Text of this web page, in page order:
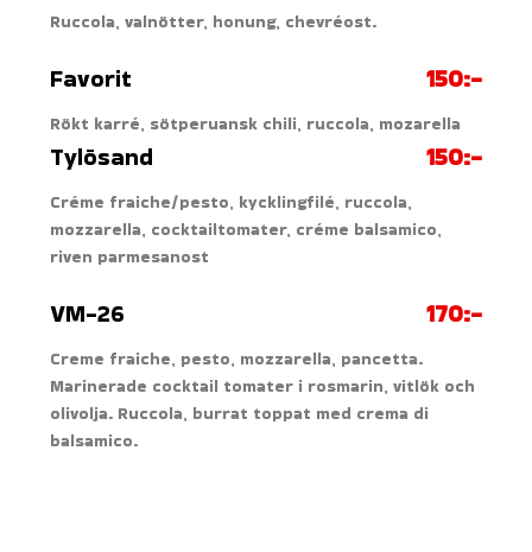
Ruccola, valnötter, honung, chevréost.
Favorit 150:-
Rökt karré, sötperuansk chili, ruccola, mozarella
Tylösand 150:-
Créme fraiche/pesto, kycklingfilé, ruccola,
mozzarella, cocktailtomater, créme balsamico,
riven parmesanost
VM-26 170:-
Creme fraiche, pesto, mozzarella, pancetta.
Marinerade cocktail tomater i rosmarin, vitlök och
olivolja. Ruccola, burrat toppat med crema di
balsamico.